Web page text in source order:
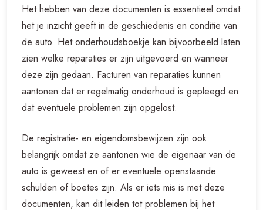
Het hebben van deze documenten is essentieel omdat
het je inzicht geeft in de geschiedenis en conditie van
de auto. Het onderhoudsboekje kan bijvoorbeeld laten
zien welke reparaties er zijn uitgevoerd en wanneer
deze zijn gedaan. Facturen van reparaties kunnen
aantonen dat er regelmatig onderhoud is gepleegd en
dat eventuele problemen zijn opgelost.
De registratie- en eigendomsbewijzen zijn ook
belangrijk omdat ze aantonen wie de eigenaar van de
auto is geweest en of er eventuele openstaande
schulden of boetes zijn. Als er iets mis is met deze
documenten, kan dit leiden tot problemen bij het